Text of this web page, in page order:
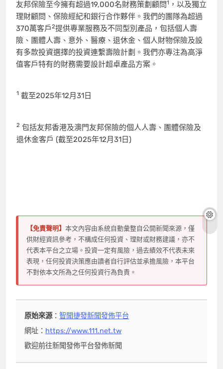
友邦保險至今擁有超過19,000名財務策劃顧問1 ，以及獨立
理財顧問、保險經紀和銀行合作夥伴。我們的團隊為超過
370萬客戶2提供專業服務及不同型別產品，包括個人壽
險、團體人壽、意外、醫療、退休金、個人財物保險及設
有多款投資選擇的投資連繫壽險計劃。我們亦專注為高淨
值客戶特有的財務需要設計超卓產品方案。
1 截至2025年12月31日
2 包括友邦香港及澳門友邦保險的個人人壽、團體保險及
退休金客戶 (截至2025年12月31日)
【免責聲明】 本文內容由系統自動彙整自公開新聞來源，僅
供財經資訊參考，不構成任何投資、理財或財務建議，亦不
代表本平台之立場。投資一定有風險，過去績效不代表未來
表現，任何投資決策應由讀者自行評估並承擔風險，本平台
不對依本文所為之任何投資行為負責。
原始來源：智聞捷發新聞發佈平台
網址： https://www.111.net.tw
歡迎前往新聞發佈平台發佈新聞